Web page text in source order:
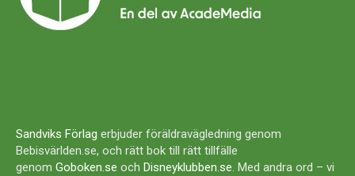
Sandviks Förlag erbjuder föräldravägledning genom
Bebisvärlden.se, och rätt bok till rätt tillfälle
genom Goboken.se och Disneyklubben.se. Med andra ord – vi